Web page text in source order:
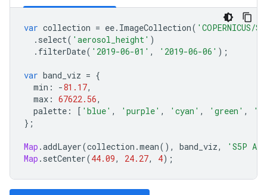
var collection = ee. ImageCollection( 'COPERNICUS/
. select( 'aerosol_height' )
. filterDate( '2019-06-01' , '2019-06-06' );
var band_viz = {
min : -81.17,
max : 67622.56,
palette : [ 'blue' , 'purple' , 'cyan' , 'green' ,
};
Map .addLayer(collection .mean(), band_viz,
'S5P
Map . setCenter(44.09, 24.27, 4);